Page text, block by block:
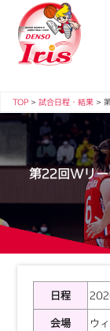
TOP > 試合日程・結果 >
第22回Wリ
日程
会場
ウ